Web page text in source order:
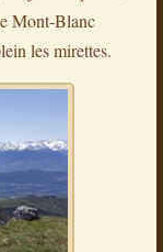
Mont-Blanc
les mirettes.